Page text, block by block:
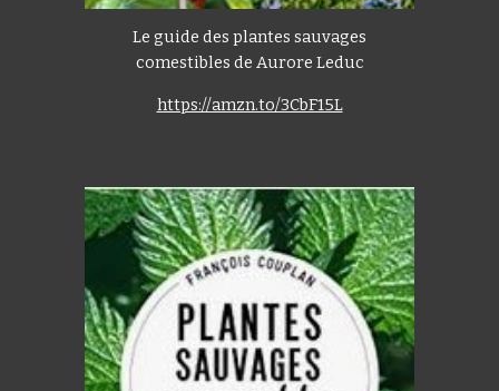
Le guide des plantes sauvages
comestibles de Aurore Leduc
https://amzn.to/3CbF15L